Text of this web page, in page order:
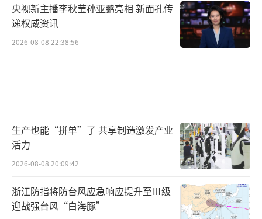
央视新主播李秋莹孙亚鹏亮相 新面孔传
递权威资讯
2026-08-08 22:38:56
生产也能“拼单”了 共享制造激发产业
活力
2026-08-08 20:09:42
浙江防指将防台风应急响应提升至Ⅲ级
迎战强台风“白海豚”